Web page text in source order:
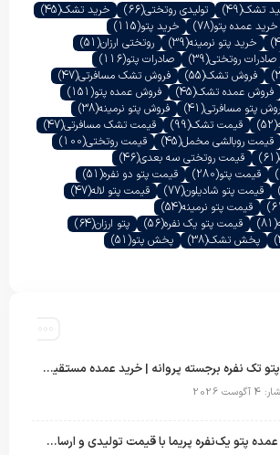
تشک(49) تولیدی روتختی(66) خرید تشک(45)
خرید عمده پتو(78) خرید پتو(115)
خرید پتو نرمینه(39) روتختی ارزان(51)
صادرات روتختی(39) صادرات پتو(116)
فروش تشک(55) فروش تشک مسافرتی(47)
فروش عمده تشک(45) فروش عمده پتو(151)
پتو مسافرتی(41) فروش پتو نرمینه(38)
(52) قیمت تشک(99) قیمت تشک مسافرتی(47)
قیمت روبالشی مخمل(45) قیمت روتختی(100)
(61) قیمت روتختی سه بعدی(46)
قیمت پتو(280) قیمت پتو دو نفره(51)
قیمت پتو شادیلون(77) قیمت پتو لاله(47)
قیمت پتو نرمینه(54)
(81) قیمت پتو یک نفره(56) پتو ارزان(64)
پخش تشک(38) پخش پتو(51)
قیمت پتو تک نفره برجسته پروانه | خرید عمده مستقیم با بهترین قیمت بازار
2026
فروش عمده پتو یک‌نفره پریما با قیمت تولیدی و ارسال به سراسر کشور